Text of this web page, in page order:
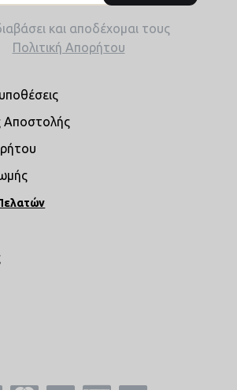
και αποδέχομαι τους
Πολιτική Απορήτου
Αποστολής